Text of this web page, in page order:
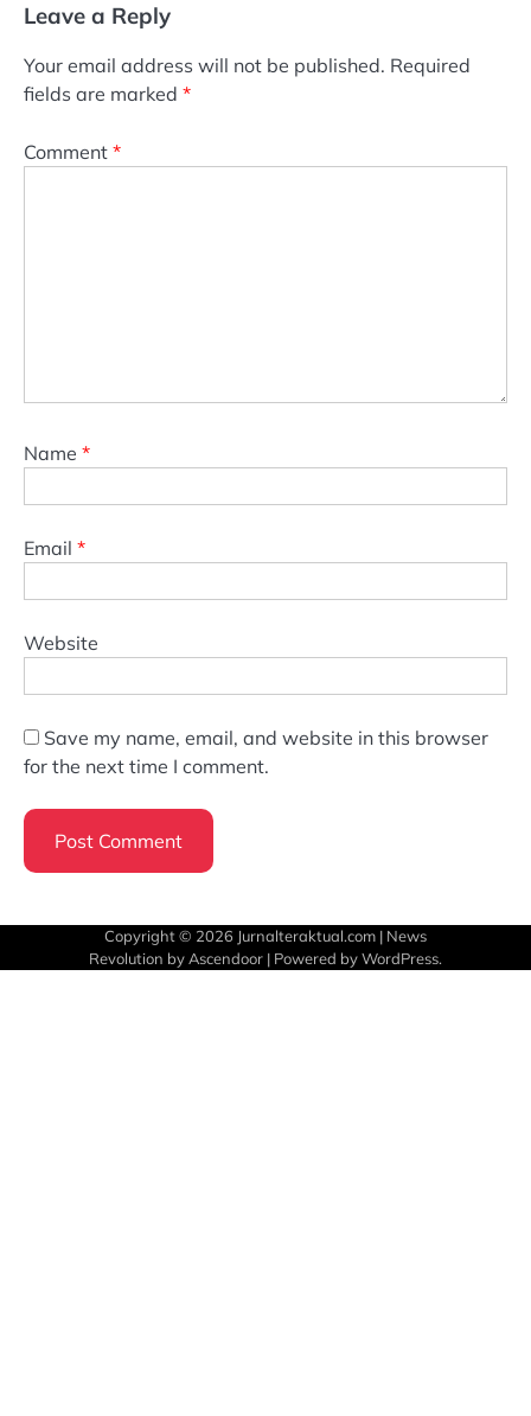
Leave a Reply
Your email address will not be published. Required
fields are marked *
Comment *
Name *
Email *
Website
Save my name, email, and website in this browser
for the next time I comment.
Copyright © 2026 Jurnalteraktual.com | News
Revolution byAscendoor | Powered byWordPress.